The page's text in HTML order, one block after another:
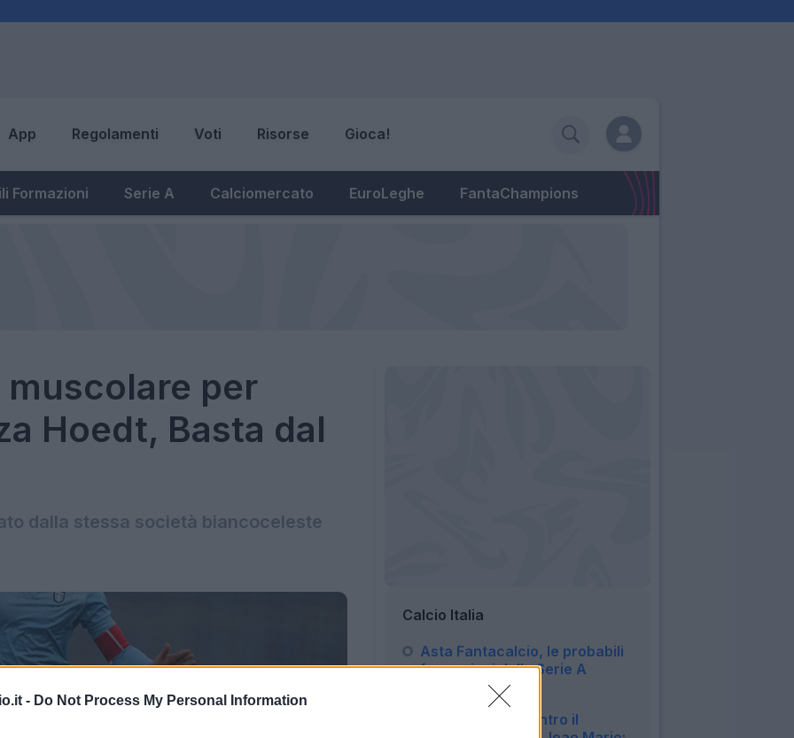
- Do Not Process My Personal Information
App Regolamenti Voti Risorse Gioca!
Formazioni Serie A Calciomercato EuroLeghe FantaChampions
per
Hoedt, Basta dal
dalla stessa società biancoceleste
Calcio Italia
Asta Fantacalcio, le probabili
formazioni della Serie A
Enilive 2026/27
Fiorentina, 1-1 contro il